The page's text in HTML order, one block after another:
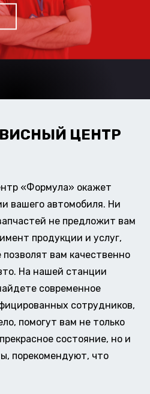
ЦЕНТР
«Формула» окажет
вашего автомобиля. Ни
не предложит вам
продукции и услуг,
вам качественно
На нашей станции
современное
сотрудников,
помогут вам не только
состояние, но и
порекомендуют, что